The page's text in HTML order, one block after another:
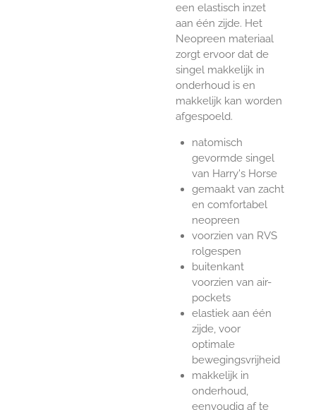
een elastisch inzet
aan één zijde. Het
Neopreen materiaal
zorgt ervoor dat de
singel makkelijk in
onderhoud is en
makkelijk kan worden
afgespoeld.
natomisch
gevormde singel
van Harry's Horse
gemaakt van zacht
en comfortabel
neopreen
voorzien van RVS
rolgespen
buitenkant
voorzien van air-
pockets
elastiek aan één
zijde, voor
optimale
bewegingsvrijheid
makkelijk in
onderhoud,
eenvoudig af te